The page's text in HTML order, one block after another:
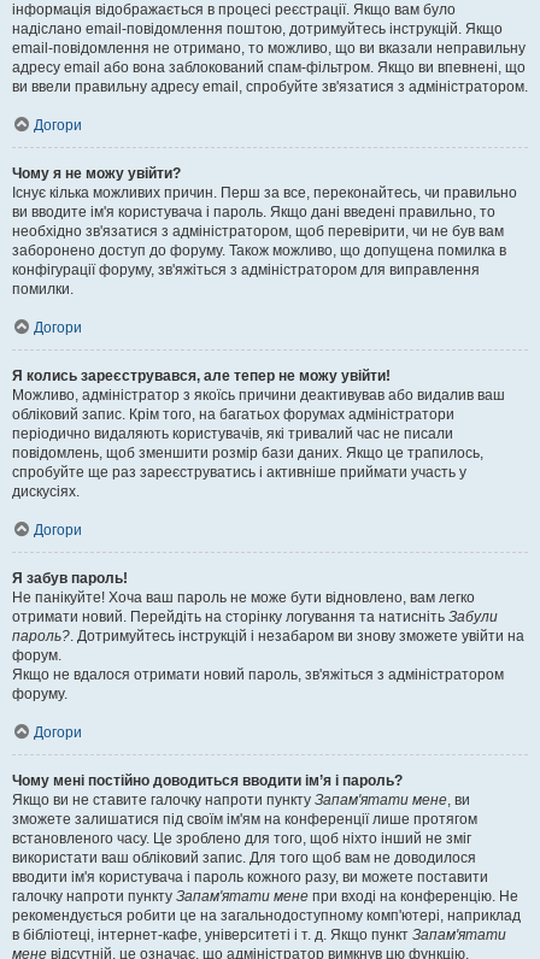
інформація відображається в процесі реєстрації. Якщо вам було
надіслано email-повідомлення поштою, дотримуйтесь інструкцій. Якщо
email-повідомлення не отримано, то можливо, що ви вказали неправильну
адресу email або вона заблокований спам-фільтром. Якщо ви впевнені, що
ви ввели правильну адресу email, спробуйте зв'язатися з адміністратором.
Догори
Чому я не можу увійти?
Існує кілька можливих причин. Перш за все, переконайтесь, чи правильно
ви вводите ім'я користувача і пароль. Якщо дані введені правильно, то
необхідно зв'язатися з адміністратором, щоб перевірити, чи не був вам
заборонено доступ до форуму. Також можливо, що допущена помилка в
конфігурації форуму, зв'яжіться з адміністратором для виправлення
помилки.
Догори
Я колись зареєструвався, але тепер не можу увійти!
Можливо, адміністратор з якоїсь причини деактивував або видалив ваш
обліковий запис. Крім того, на багатьох форумах адміністратори
періодично видаляють користувачів, які тривалий час не писали
повідомлень, щоб зменшити розмір бази даних. Якщо це трапилось,
спробуйте ще раз зареєструватись і активніше приймати участь у
дискусіях.
Догори
Я забув пароль!
Не панікуйте! Хоча ваш пароль не може бути відновлено, вам легко
отримати новий. Перейдіть на сторінку логування та натисніть Забули
пароль?. Дотримуйтесь інструкцій і незабаром ви знову зможете увійти на
форум.
Якщо не вдалося отримати новий пароль, зв'яжіться з адміністратором
форуму.
Догори
Чому мені постійно доводиться вводити ім’я і пароль?
Якщо ви не ставите галочку напроти пункту Запам'ятати мене, ви
зможете залишатися під своїм ім'ям на конференції лише протягом
встановленого часу. Це зроблено для того, щоб ніхто інший не зміг
використати ваш обліковий запис. Для того щоб вам не доводилося
вводити ім'я користувача і пароль кожного разу, ви можете поставити
галочку напроти пункту Запам'ятати мене при вході на конференцію. Не
рекомендується робити це на загальнодоступному комп'ютері, наприклад
в бібліотеці, інтернет-кафе, університеті і т. д. Якщо пункт Запам'ятати
мене відсутній, це означає, що адміністратор вимкнув цю функцію.